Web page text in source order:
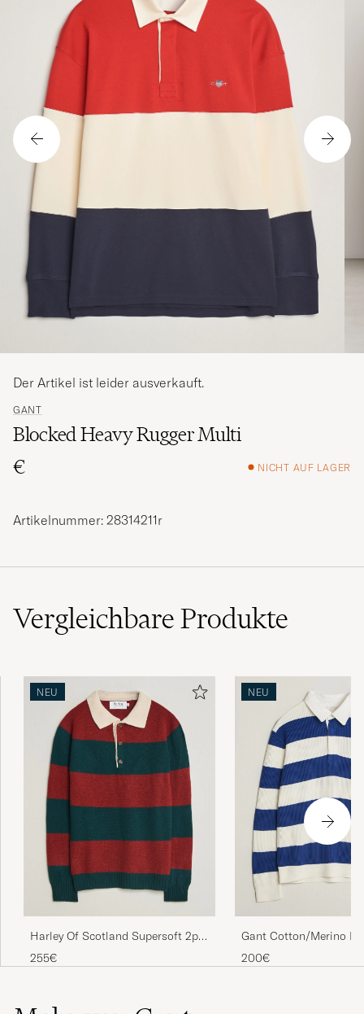
GANT
Blocked Heavy Rugger Multi
€
NICHT AUF LAGER
Der Artikel ist leider ausverkauft.
Artikelnummer: 28314211r
VergleichbareProdukte
NEU
Harley Of Scotland Supersoft 2ply
Lambswool Rugby Green/Red
255€
NEU
Gant Cotton/Merino
Striped Rugger Cream
200€